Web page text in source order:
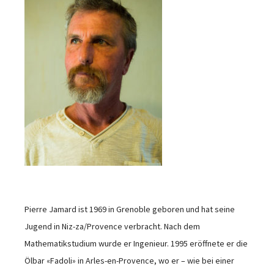
Pierre Jamard ist 1969 in Grenoble geboren und hat seine
Jugend in Niz-za/Provence verbracht. Nach dem
Mathematikstudium wurde er Ingenieur. 1995 eröffnete er die
Ölbar «Fadoli» in Arles-en-Provence, wo er – wie bei einer